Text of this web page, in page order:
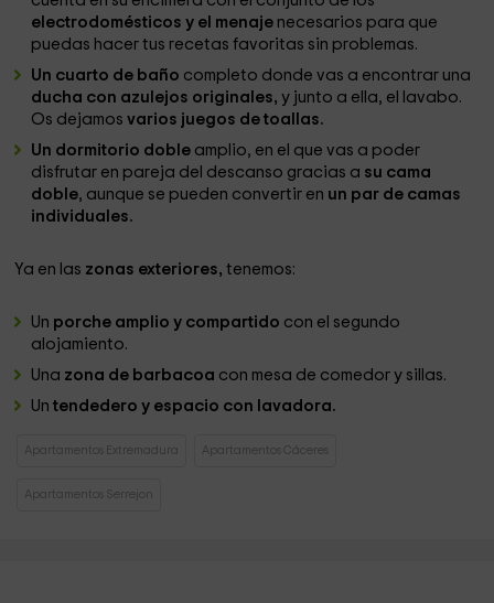
electrodomésticos y el menaje necesarios para que
puedas hacer tus recetas favoritas sin problemas.
Un cuarto de baño completo donde vas a encontrar una
ducha con azulejos originales,y junto a ella, el lavabo.
Os dejamosvarios juegos de toallas.
Un dormitorio doble amplio, en el que vas a poder
disfrutar en pareja del descanso gracias a su cama
doble, aunque se pueden convertir en un par de camas
individuales.
Ya en las zonas exteriores, tenemos:
Un porche amplio y compartido con el segundo
alojamiento.
Una zona de barbacoa con mesa de comedor y sillas.
Un tendedero y espacio con lavadora.
Apartamentos Extremadura Apartamentos Cáceres
Apartamentos Serrejon